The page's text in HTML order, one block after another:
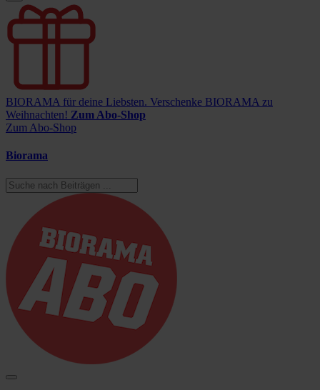
BIORAMA für deine Liebsten. Verschenke BIORAMA zu
Weihnachten! Zum Abo-Shop
Zum Abo-Shop
Biorama